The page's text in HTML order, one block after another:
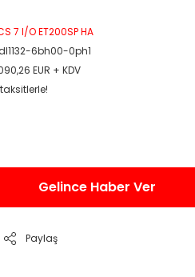
7 I/O ET200SP HA
6bh00-0ph1
EUR + KDV
Gelince Haber Ver
Paylaş